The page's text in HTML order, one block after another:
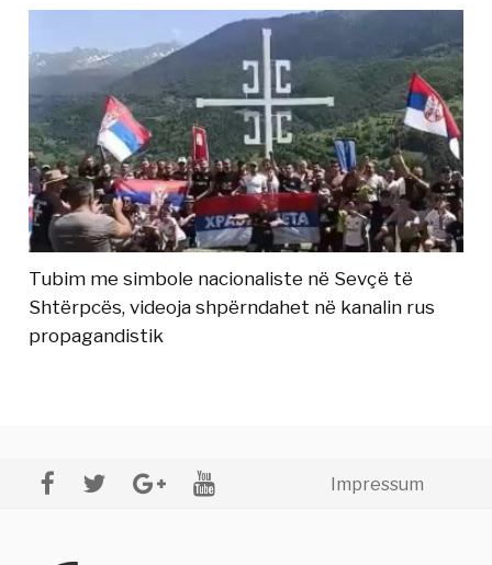
Tubim me simbole nacionaliste në Sevçë të
Shtërpcës, videoja shpërndahet në kanalin rus
propagandistik
Impressum